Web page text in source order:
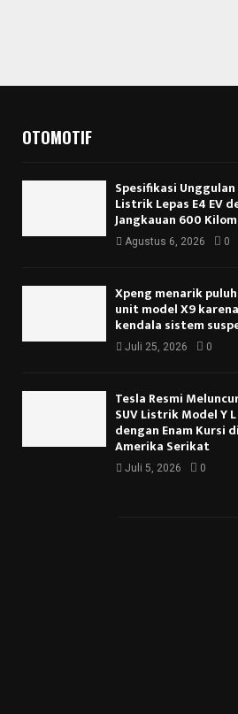
OTOMOTIF
Spesifikasi
Listrik Lepas E4 EV
Jangkauan 600
Agustus 6, 2026 0
Xpeng menarik
unit model X9 karena
kendala sistem
Juli 25, 2026 0
Tesla Resmi
SUV Listrik Model Y L
dengan Enam Kursi di
Amerika Serikat
Juli 5, 2026 0